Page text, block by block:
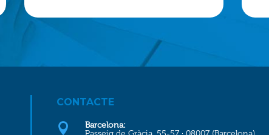
CONTACTE

Barcelona: